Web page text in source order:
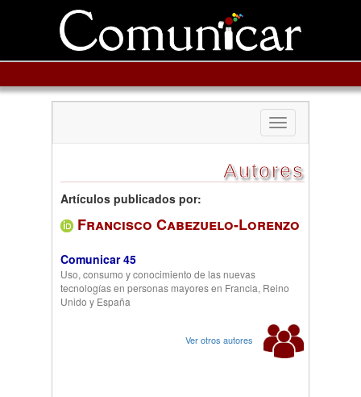
Toggle
navigation
Autores
Artículos publicados por:
Francisco Cabezuelo-Lorenzo
Comunicar 45
Uso, consumo y conocimiento de las nuevas
tecnologías en personas mayores en Francia, Reino
Unido y España
Ver otros autores